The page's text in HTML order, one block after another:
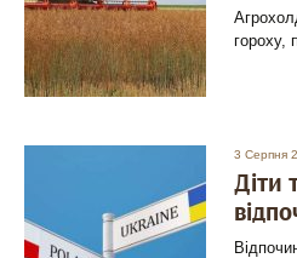
гороху,
3 Серпня
Діти